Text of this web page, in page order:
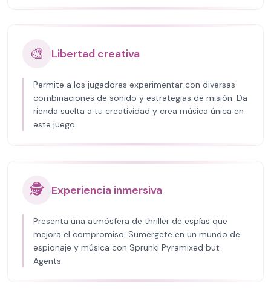
🎨 Libertad creativa
Permite a los jugadores experimentar con diversas
combinaciones de sonido y estrategias de misión. Da
rienda suelta a tu creatividad y crea música única en
este juego.
🕵️ Experiencia inmersiva
Presenta una atmósfera de thriller de espías que
mejora el compromiso. Sumérgete en un mundo de
espionaje y música con Sprunki Pyramixed but
Agents.